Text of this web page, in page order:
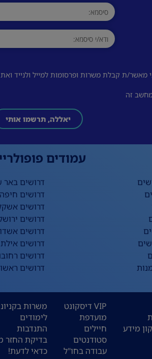
מאשר/ת קבלת משרות ופרסומות למייל ולנייד ואת
זה
יאללה, תרשמו אותי
עמודים
דרושים באר
דרושים חיפה
דרושים
דרושים
דרושים
דרושים אילת
דרושים
דרושים
מידע
VIP דיסקונט
מועדפת
חיילים
סטודנטים
עבודה בחו"ל
משרות
לימודים
התנדבות
בדיקת החזר
כדאי לדעת!